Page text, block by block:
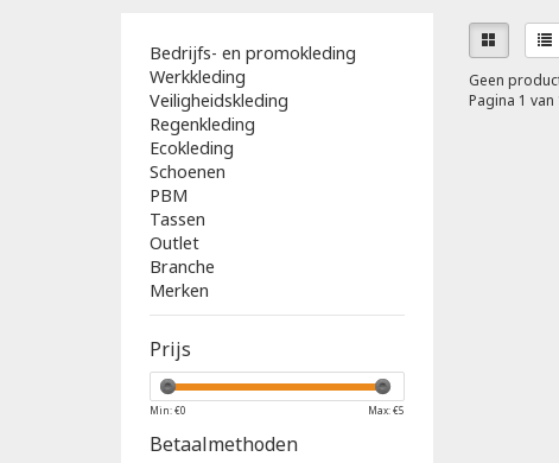
Bedrijfs- en promokleding
Werkkleding
Veiligheidskleding
Regenkleding
Ecokleding
Schoenen
PBM
Tassen
Outlet
Branche
Merken
Prijs
Min: €0 Max: €5
Betaalmethoden
Geen
Pagina 1 van